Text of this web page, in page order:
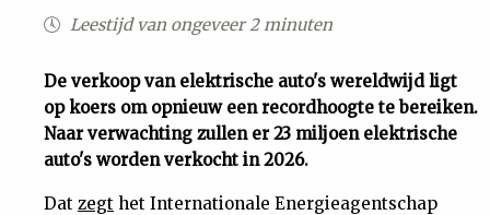
Uit
Feiten
Leestijd van ongeveer 2 minuten
De verkoop van elektrische auto's wereldwijd ligt
op koers om opnieuw een recordhoogte te bereiken.
Naar verwachting zullen er 23 miljoen elektrische
auto's worden verkocht in 2026.
Dat zegt het Internationale Energieagentschap